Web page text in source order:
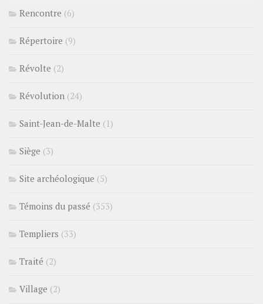
Rencontre (6)
Répertoire (9)
Révolte (2)
Révolution (24)
Saint-Jean-de-Malte (1)
Siège (3)
Site archéologique (5)
Témoins du passé (353)
Templiers (33)
Traité (2)
Village (2)